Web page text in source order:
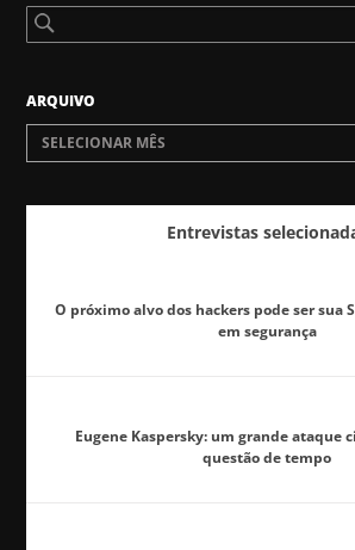
ARQUIVO
SELECIONAR MÊS
Entrevistas
O próximo alvo dos hackers pode ser sua
em segurança
Eugene Kaspersky: um grande ataque
questão de tempo